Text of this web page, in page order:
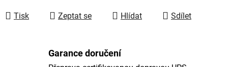
Tisk Zeptat se Hlídat Sdílet
Garance doručení